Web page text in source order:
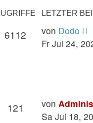
LETZTER
6112 von Dodo
Fr Jul 24,
121 von
Sa Jul 18,